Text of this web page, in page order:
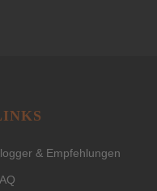
& Empfehlungen